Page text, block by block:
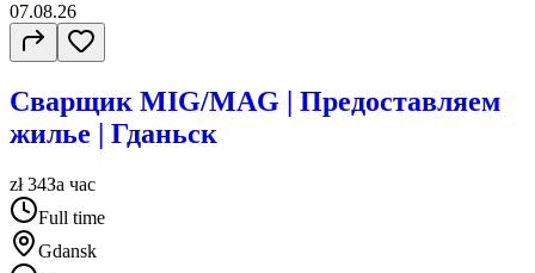
07.08.26
Сварщик MIG/MAG | Предоставляем
жилье | Гданьск
zł 34За час
Full time
Gdansk